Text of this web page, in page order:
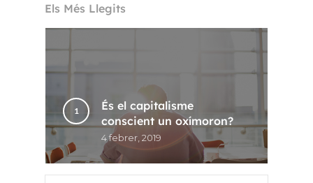
Els Més Llegits
És el capitalisme
conscient un oxímoron?
4 febrer, 2019